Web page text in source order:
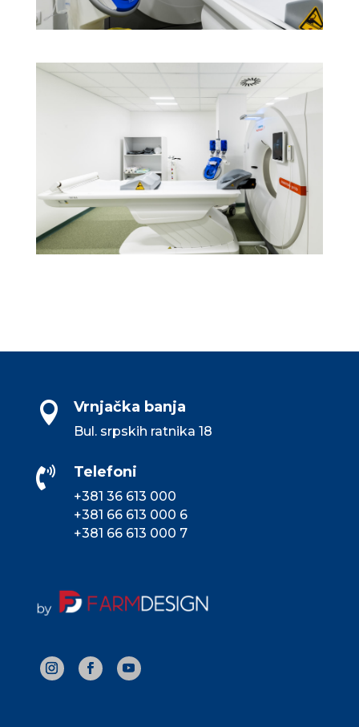
 Vrnjačka banja
Bul. srpskih ratnika 18
 Telefoni
+381 36 613 000
+381 66 613 000 6
+381 66 613 000 7